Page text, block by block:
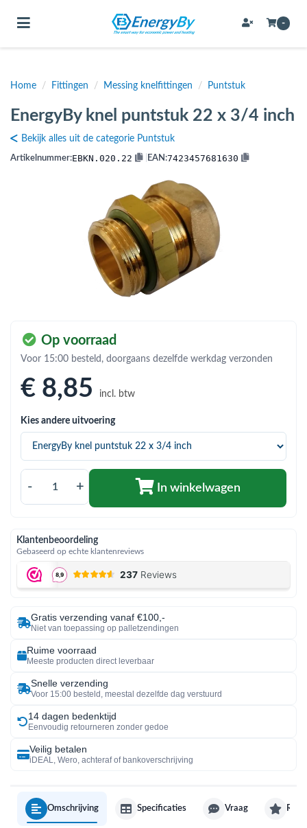
(Bevestigingsmateriaal / schroeven)
(Buffervaten, hygiene boilers & boilervaten)
(Buizen & leidingen)
(Flexibele slangen)
(Circulatiepompen, pompgroepen & verdelers)
(Installatiemateriaal)
(Rookkanalen)
(Sanitair)
(Verwarming, kachels & ketels)
(Zonneboilersets & onderdelen)
(Warmtepompen en warmtepompboilers)
Toggle navigation -
Home / Fittingen / Messing knelfittingen / Puntstuk
EnergyBy knel puntstuk 22 x 3/4 inch
Bekijk alles uit de categorie Puntstuk
Artikelnummer:EBKN.020.22 EAN:7423457681630
Op voorraad
Voor 15:00 besteld, doorgaans dezelfde werkdag verzonden
€ 8,85 incl. btw
Kies andere uitvoering
- + In winkelwagen
Klantenbeoordeling
Gebaseerd op echte klantenreviews
Gratis verzending vanaf €100,-
Niet van toepassing op palletzendingen
Ruime voorraad
Meeste producten direct leverbaar
Snelle verzending
Voor 15:00 besteld, meestal dezelfde dag verstuurd
14 dagen bedenktijd
Eenvoudig retourneren zonder gedoe
Veilig betalen
iDEAL, Wero, achteraf of bankoverschrijving
Omschrijving Specificaties Vraag